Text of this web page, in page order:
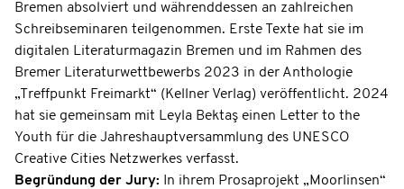
Bremen absolviert und währenddessen an zahlreichen
Schreibseminaren teilgenommen. Erste Texte hat sie im
digitalen Literaturmagazin Bremen und im Rahmen des
Bremer Literaturwettbewerbs 2023 in der Anthologie
„Treffpunkt Freimarkt“ (Kellner Verlag) veröffentlicht. 2024
hat sie gemeinsam mit Leyla Bektaş einen Letter to the
Youth für die Jahreshauptversammlung des UNESCO
Creative Cities Netzwerkes verfasst.
Begründung der Jury: In ihrem Prosaprojekt „Moorlinsen“